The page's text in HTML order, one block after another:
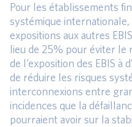
Pour les établissements
systémique
expositions aux autres
lieu de 25% pour éviter le
de l’exposition des EBIS à
de réduire les risques
interconnexions entre
incidences que la
pourraient avoir sur la